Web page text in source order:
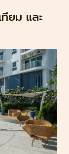
ยม และ